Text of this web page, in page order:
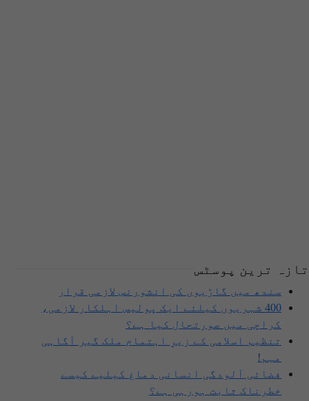
تازہ ترین پوسٹس
سندھ میں گاڑیوں کی انشورنس لازمی قرار
400 شہریوں کیلئے ایک پولیس اہلکار لازمی،
کراچی میں صورتحال کیا ہے؟
تنظیم اسلامی کے زیرِ اہتمام ملک گیر آگاہی
مہم!
فضائی آلودگی انسانی دماغ کیلیے کیسے
خطرناک ثابت ہورہی ہے؟